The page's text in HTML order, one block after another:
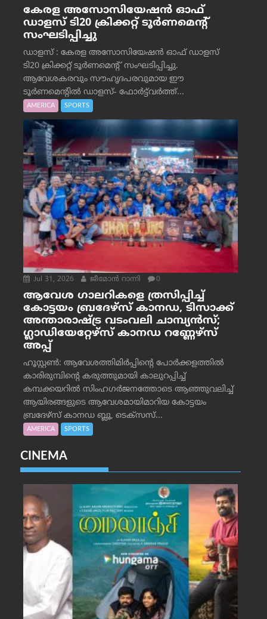
കേരള അസോസിയേഷൻ ഓഫ്
ഡാളസ് ടി20 ക്രിക്കറ്റ് ടൂർണമെന്റ്
സംഘടിപ്പിച്ചു
ഡാളസ് : കേരള അസോസിയേഷൻ ഓഫ് ഡാളസ്
ടി20 ക്രിക്കറ്റ് ടൂർണമെന്റ് സംഘടിപ്പിച്ചു.
ആവേശകരവും സൗഹൃദപരവുമായ ഈ
ടൂർണമെന്റിൽ ഡാളസ്- ഫോർട്ട്‌വര്‍ത്ത്...
AMERICA SPORTS
Jul 31, 2026 ജീമോന്‍ റാന്നി 0
ആവേശ ഗാലറികളെ ത്രസിപ്പിച്ച്
കോട്ടയം ബ്രദേഴ്‌സ് കാനഡ, ടിസാക്ക്
അന്താരാഷ്ട്ര വടംവലി ചാമ്പ്യന്‍സ്;
ഗ്ലാഡിയേറ്റേഴ്‌സ് കാനഡ റണ്ണേഴ്‌സ്
അപ്പ്
ഹൂസ്റ്റണ്‍: ആവേശത്തിമിര്‍പ്പിന്റെ പോര്‍ക്കളത്തില്‍
കാരിരുമ്പിന്റെ കരുത്തുമായി കാലുറപ്പിച്ച്
കമ്പക്കയറില്‍ സിംഹഗര്‍ജനത്തോടെ ആഞ്ഞുവലിച്ച്
ആയിരങ്ങളുടെ ആവേശമായിമാറിയ കോട്ടയം
ബ്രദേഴ്‌സ് കാനഡ ബ്ലൂ, ടെക്‌സസ്...
AMERICA SPORTS
CINEMA